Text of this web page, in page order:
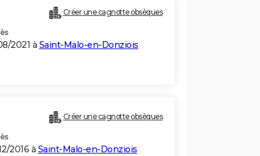
Créer une cagnotte obsèques
2021 à Saint-Malo-en-Donziois
Créer une cagnotte obsèques
2016 à Saint-Malo-en-Donziois